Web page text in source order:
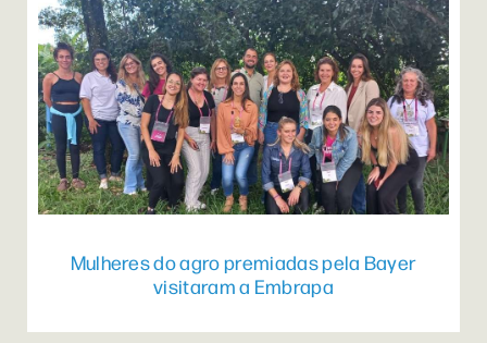
Mulheres do agro premiadas pela Bayer
visitaram a Embrapa